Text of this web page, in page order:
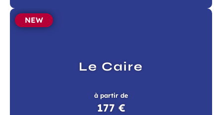
Le Caire
NEW
à partir de
177 €